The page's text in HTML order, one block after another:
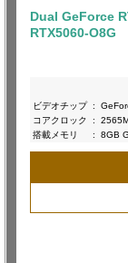
Dual GeForce
RTX5060-O8G
ビデオチップ :
コアクロック
:
搭載メモリ
: 8GB